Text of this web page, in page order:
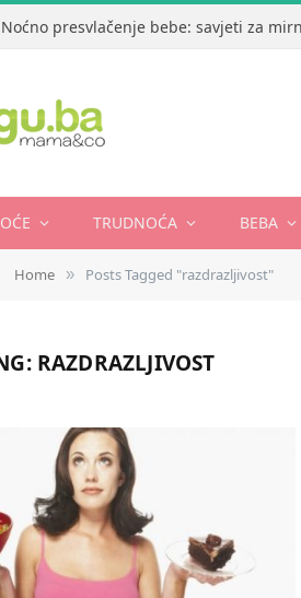
Noćno presvlačenje bebe: savjeti za
TRUDNOĆA BEBA
Home » Posts Tagged "razdrazljivost"
RAZDRAZLJIVOST